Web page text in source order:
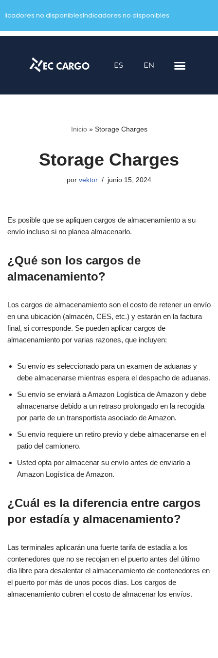
al
no disponiblesIndicadores no disponibles
ES EN
Inicio» Storage Charges
Storage Charges
por vektor junio 15, 2024
Es posible que se apliquen cargos de almacenamiento a su
envío incluso si no planea almacenarlo.
¿Qué son los cargos de
almacenamiento?
Los cargos de almacenamiento son el costo de retener un envío
en una ubicación (almacén, CES, etc.) y estarán en la factura
final, si corresponde. Se pueden aplicar cargos de
almacenamiento por varias razones, que incluyen:
Su envío es seleccionado para un examen de aduanas y
debe almacenarse mientras espera el despacho de aduanas.
Su envío se enviará a Amazon Logística de Amazon y debe
almacenarse debido a un retraso prolongado en la recogida
por parte de un transportista asociado de Amazon.
Su envío requiere un retiro previo y debe almacenarse en el
patio del camionero.
Usted opta por almacenar su envío antes de enviarlo a
Amazon Logística de Amazon.
¿Cuál es la diferencia entre cargos
por estadía y almacenamiento?
Las terminales aplicarán una fuerte tarifa de estadía a los
contenedores que no se recojan en el puerto antes del último
día libre para desalentar el almacenamiento de contenedores en
el puerto por más de unos pocos días. Los cargos de
almacenamiento cubren el costo de almacenar los envíos.